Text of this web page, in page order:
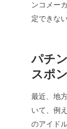
ンコメー
定できない
パチ
スポ
最近、地
いて、例
のアイド